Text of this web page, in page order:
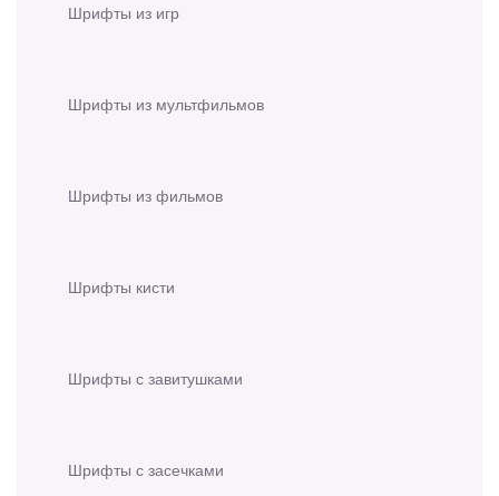
Шрифты из игр
Шрифты из мультфильмов
Шрифты из фильмов
Шрифты кисти
Шрифты с завитушками
Шрифты с засечками